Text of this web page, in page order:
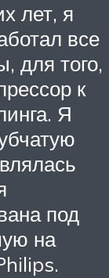
лет, я
все
для того,
к
Я
под
на